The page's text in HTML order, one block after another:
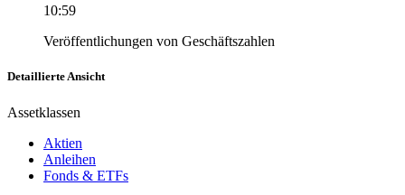
10:59
Veröffentlichungen von Geschäftszahlen
Detaillierte Ansicht
Assetklassen
Aktien
Anleihen
Fonds & ETFs